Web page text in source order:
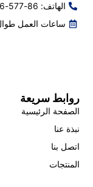
روابط سريعة
الصفحة الرئيسية
نبذة عنا
اتصل بنا
المنتجات
الهاتف: 86-577-67307919/86-577-67307917
ساعات العمل